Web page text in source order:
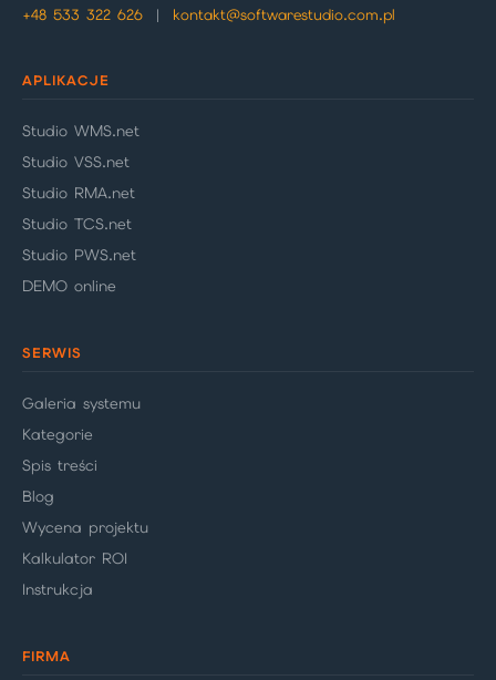
+48 533 322 626 | kontakt@softwarestudio.com.pl
APLIKACJE
Studio WMS.net
Studio VSS.net
Studio RMA.net
Studio TCS.net
Studio PWS.net
DEMO online
SERWIS
Galeria systemu
Kategorie
Spis treści
Blog
Wycena projektu
Kalkulator ROI
Instrukcja
FIRMA